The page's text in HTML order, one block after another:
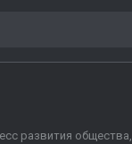
развития